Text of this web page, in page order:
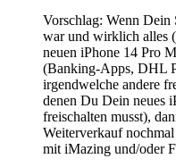
Vorschlag: Wenn
war und wirklich alles
neuen iPhone 14 Pro
(Banking-Apps, DHL
irgendwelche andere
denen Du Dein neues
freischalten musst),
Weiterverkauf
mit iMazing und/oder